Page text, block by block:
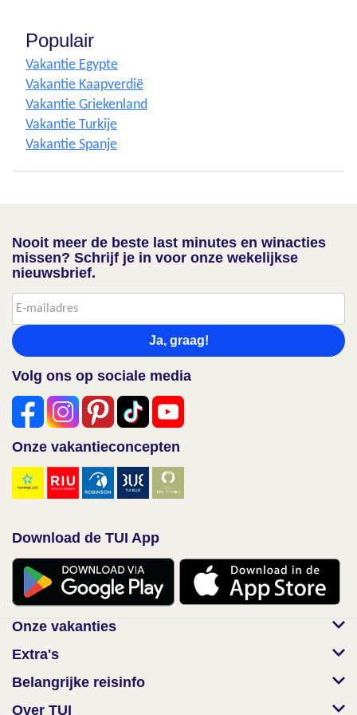
Populair
Vakantie Egypte
Vakantie Kaapverdië
Vakantie Griekenland
Vakantie Turkije
Vakantie Spanje
Nooit meer de beste last minutes en winacties
missen? Schrijf je in voor onze wekelijkse
nieuwsbrief.
Ja, graag!
Volg ons op sociale media
Onze vakantieconcepten
Download de TUI App
Onze vakanties
Extra's
Belangrijke reisinfo
Over TUI